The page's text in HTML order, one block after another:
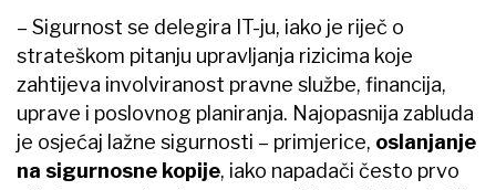
– Sigurnost se delegira IT-ju, iako je riječ o
strateškom pitanju upravljanja rizicima koje
zahtijeva involviranost pravne službe, financija,
uprave i poslovnog planiranja. Najopasnija zabluda
je osjećaj lažne sigurnosti – primjerice, oslanjanje
na sigurnosne kopije, iako napadači često prvo